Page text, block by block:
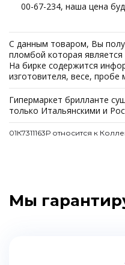
00-67-234, наша цена
С данным товаром, Вы
пломбой которая
На бирке содержится
изготовителя, весе, пробе
Гипермаркет брилланте
только Итальянскими и
01К7311163Р относится к
Мы